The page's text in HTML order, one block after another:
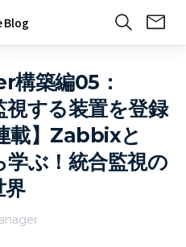
Blog
築編05：
する装置を登録
載】Zabbixと
ぶ！統合監視の
界